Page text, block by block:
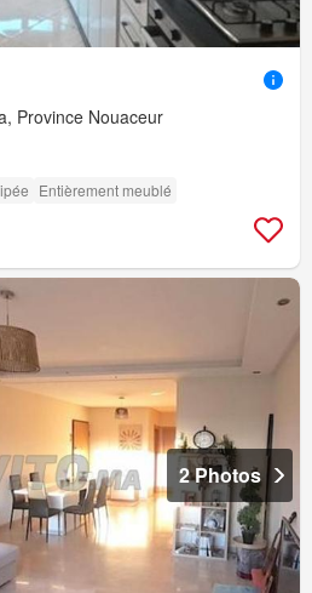
Province Nouaceur
Entièrement meublé
2 Photos